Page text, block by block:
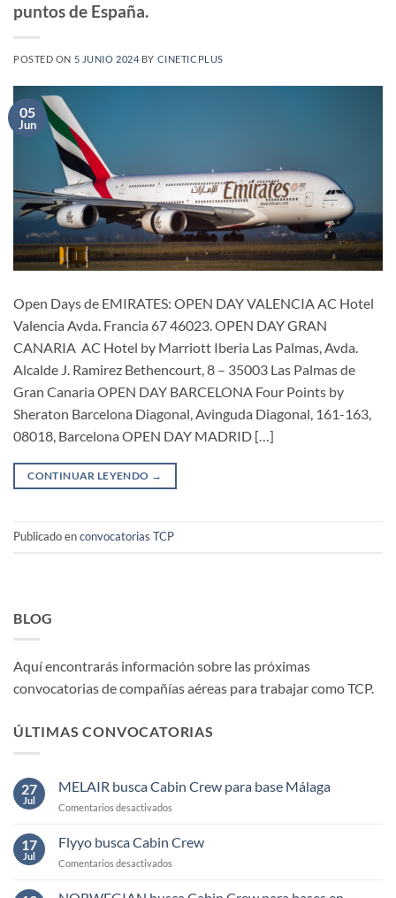
puntos de España.
POSTED ON 5 JUNIO 2024 BY CINETICPLUS
05
Jun
Open Days de EMIRATES: OPEN DAY VALENCIA AC Hotel
Valencia Avda. Francia 67 46023. OPEN DAY GRAN
CANARIA AC Hotel by Marriott Iberia Las Palmas, Avda.
Alcalde J. Ramirez Bethencourt, 8 – 35003 Las Palmas de
Gran Canaria OPEN DAY BARCELONA Four Points by
Sheraton Barcelona Diagonal, Avinguda Diagonal, 161-163,
08018, Barcelona OPEN DAY MADRID […]
CONTINUAR LEYENDO →
Publicado enconvocatorias TCP
BLOG
Aquí encontrarás información sobre las próximas
convocatorias de compañías aéreas para trabajar como TCP.
ÚLTIMAS CONVOCATORIAS
27
Jul
MELAIR busca Cabin Crew para base Málaga
Comentarios desactivados
busca
Cabin
Crew
17
Jul
Flyyo busca Cabin Crew
Comentarios desactivados
busca